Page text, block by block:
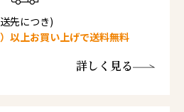
先につき)
以上お買い上げで送料無料
詳しく見る